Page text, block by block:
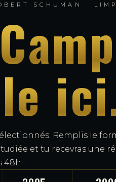
SCHUMAN ·
Remplis le
et tu recevras une
48h.